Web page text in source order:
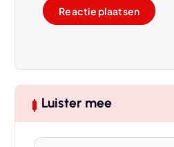
Luister mee